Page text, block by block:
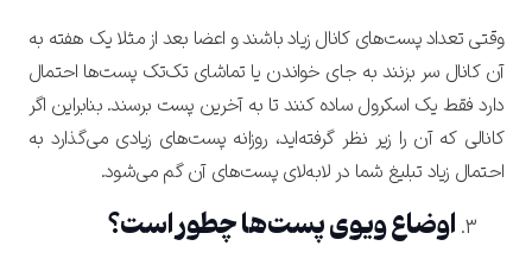
وقتی تعداد پست‌های کانال زیاد باشند و اعضا بعد از مثلا یک هفته به
آن کانال سر بزنند به جای خواندن یا تماشای تک‌تک پست‌ها احتمال
دارد فقط یک اسکرول ساده کنند تا به آخرین پست برسند.بنابراین اگر
کانالی که آن را زیر نظر گرفته‌اید، روزانه پست‌های زیادی می‌گذارد به
احتمال زیاد تبلیغ شما در لابه‌لای پست‌های آن گم می‌شود.
اوضاع ویوی پست‌ها چطور است؟